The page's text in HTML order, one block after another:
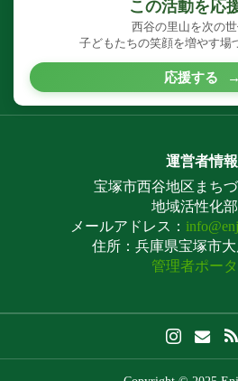
この活動を応
西谷の里山を次の世
子どもたちの笑顔を増やす場
応援する →
運営者情報
宝塚市西谷地区まち
地域活性化
メールアドレス：
住所：兵庫県宝塚市大
管理者ポー